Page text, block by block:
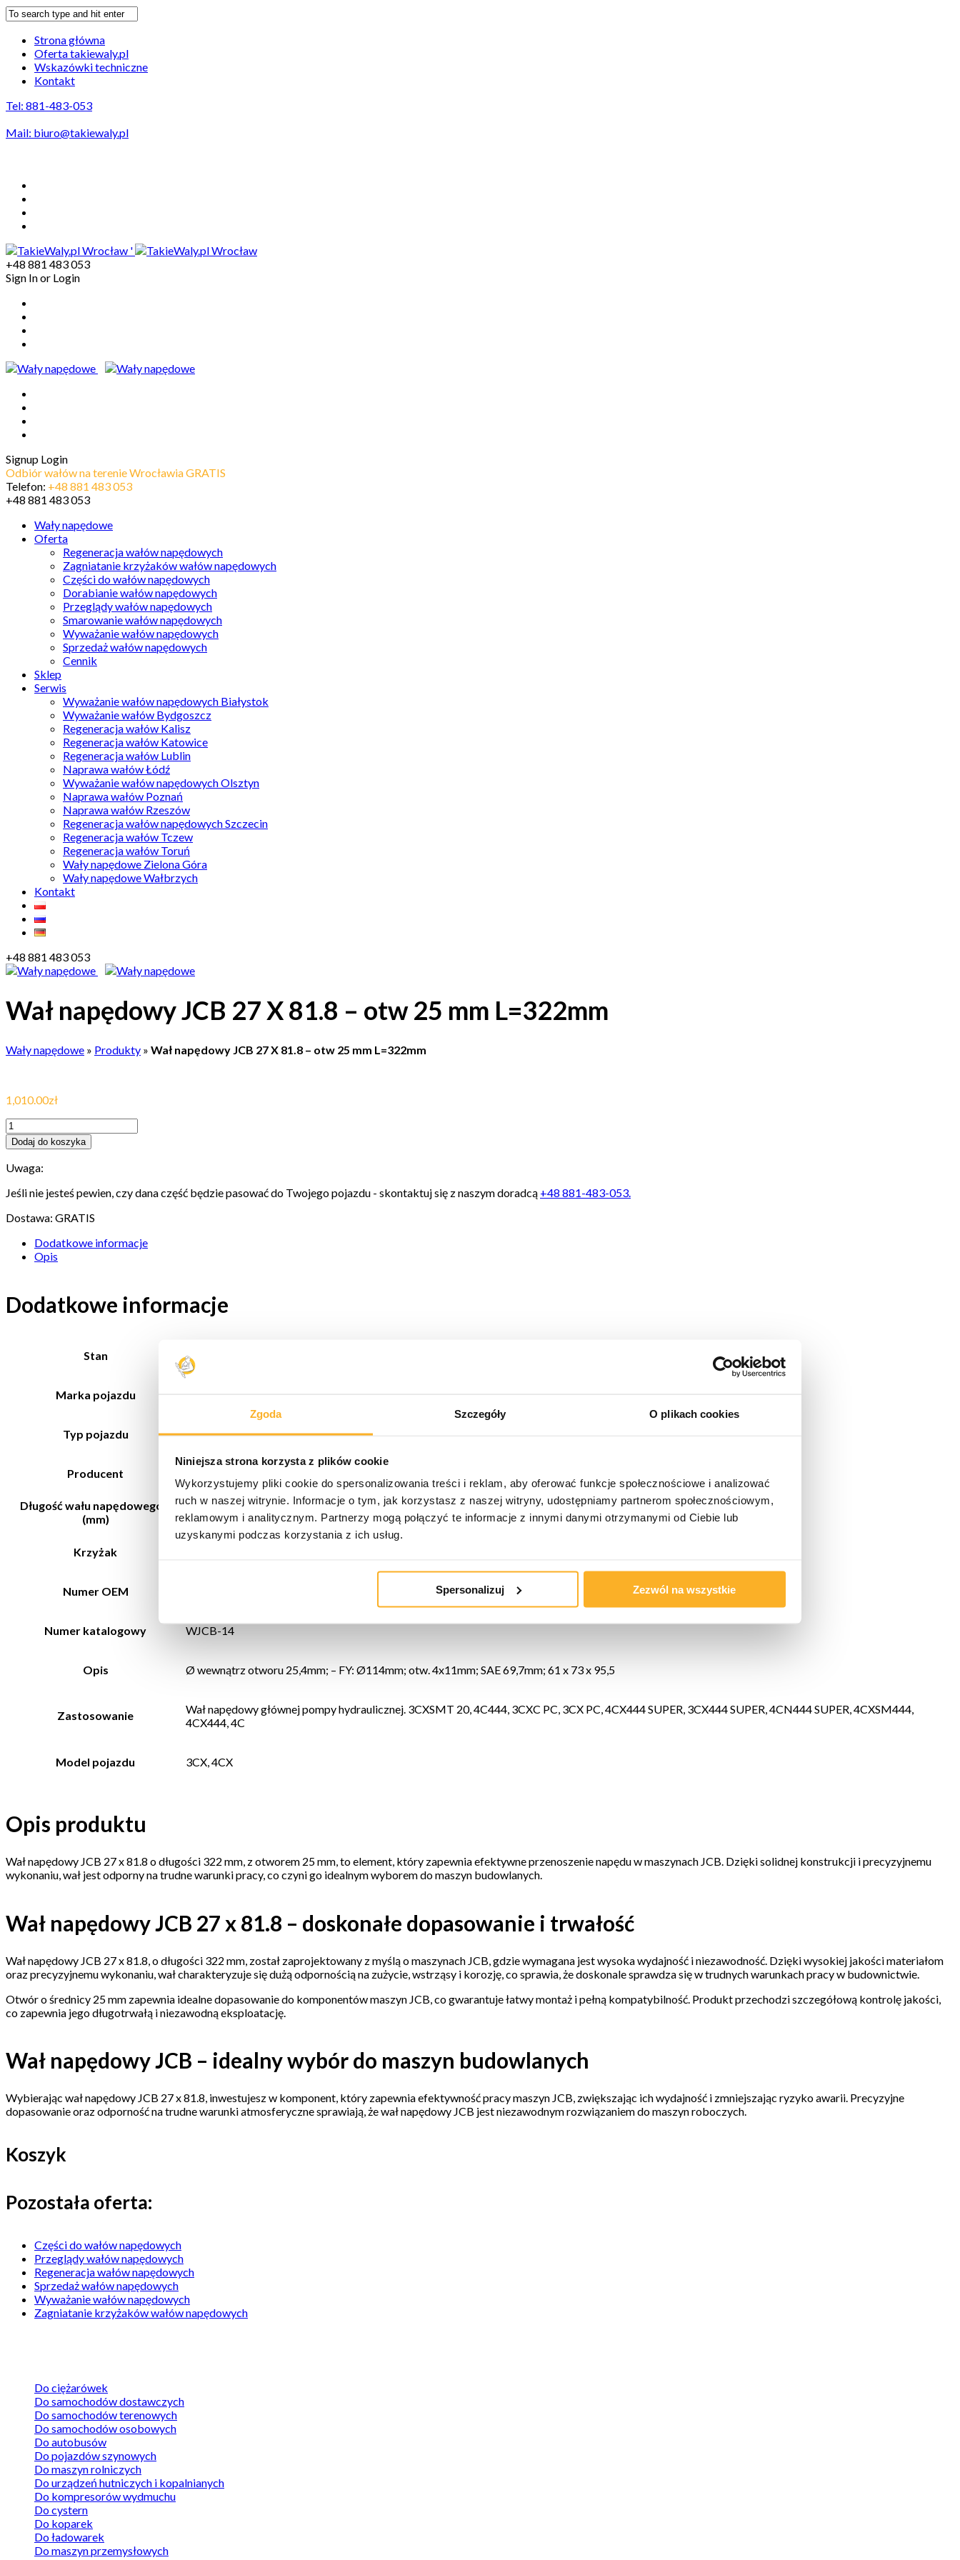
Zgoda Szczegóły O plikach cookies
Niniejsza strona korzysta z plików cookie
Wykorzystujemy pliki cookie do spersonalizowania treści i reklam, aby oferować funkcje społecznościowe i analizować
ruch w naszej witrynie. Informacje o tym, jak korzystasz z naszej witryny, udostępniamy partnerom społecznościowym,
reklamowym i analitycznym. Partnerzy mogą połączyć te informacje z innymi danymi otrzymanymi od Ciebie lub
uzyskanymi podczas korzystania z ich usług.
Spersonalizuj Zezwól na wszystkie
Strona główna
Oferta takiewaly.pl
Wskazówki techniczne
Kontakt
Tel: 881-483-053
Mail: biuro@takiewaly.pl
'
+48 881 483 053
Sign Inor Login
Signup Login
Odbiór wałów na terenie Wrocławia GRATIS
Telefon: +48 881 483 053
+48 881 483 053
Wały napędowe
Oferta
Regeneracja wałów napędowych
Zagniatanie krzyżaków wałów napędowych
Części do wałów napędowych
Dorabianie wałów napędowych
Przeglądy wałów napędowych
Smarowanie wałów napędowych
Wyważanie wałów napędowych
Sprzedaż wałów napędowych
Cennik
Sklep
Serwis
Wyważanie wałów napędowych Białystok
Wyważanie wałów Bydgoszcz
Regeneracja wałów Kalisz
Regeneracja wałów Katowice
Regeneracja wałów Lublin
Naprawa wałów Łódź
Wyważanie wałów napędowych Olsztyn
Naprawa wałów Poznań
Naprawa wałów Rzeszów
Regeneracja wałów napędowych Szczecin
Regeneracja wałów Tczew
Regeneracja wałów Toruń
Wały napędowe Zielona Góra
Wały napędowe Wałbrzych
Kontakt
+48 881 483 053
Wał napędowy JCB 27 X 81.8 – otw 25 mm L=322mm
Wały napędowe » Produkty » Wał napędowy JCB 27 X 81.8 – otw 25 mm L=322mm
1,010.00zł
Dodaj do koszyka
Uwaga:
Jeśli nie jesteś pewien, czy dana część będzie pasować do Twojego pojazdu - skontaktuj się z naszym doradcą +48 881-483-053.
Dostawa: GRATIS
Dodatkowe informacje
Opis
Dodatkowe informacje
Stan Nowy
Marka pojazdu
Typ pojazdu Pojazd wolnobieżny
Producent
Długość wału napędowego L
(mm)
322
Krzyżak
Numer OEM
Numer katalogowy WJCB-14
Opis Ø wewnątrz otworu 25,4mm; – FY: Ø114mm; otw. 4x11mm; SAE 69,7mm; 61 x 73 x 95,5
Zastosowanie
Wał napędowy głównej pompy hydraulicznej. 3CXSMT 20, 4C444, 3CXC PC, 3CX PC, 4CX444 SUPER, 3CX444 SUPER, 4CN444 SUPER, 4CXSM444,
4CX444, 4C
Model pojazdu 3CX, 4CX
Opis produktu
Wał napędowy JCB 27 x 81.8 o długości 322 mm, z otworem 25 mm, to element, który zapewnia efektywne przenoszenie napędu w maszynach JCB. Dzięki solidnej konstrukcji i precyzyjnemu
wykonaniu, wał jest odporny na trudne warunki pracy, co czyni go idealnym wyborem do maszyn budowlanych.
Wał napędowy JCB 27 x 81.8 – doskonałe dopasowanie i trwałość
Wał napędowy JCB 27 x 81.8, o długości 322 mm, został zaprojektowany z myślą o maszynach JCB, gdzie wymagana jest wysoka wydajność i niezawodność. Dzięki wysokiej jakości materiałom
oraz precyzyjnemu wykonaniu, wał charakteryzuje się dużą odpornością na zużycie, wstrząsy i korozję, co sprawia, że doskonale sprawdza się w trudnych warunkach pracy w budownictwie.
Otwór o średnicy 25 mm zapewnia idealne dopasowanie do komponentów maszyn JCB, co gwarantuje łatwy montaż i pełną kompatybilność. Produkt przechodzi szczegółową kontrolę jakości,
co zapewnia jego długotrwałą i niezawodną eksploatację.
Wał napędowy JCB – idealny wybór do maszyn budowlanych
Wybierając wał napędowy JCB 27 x 81.8, inwestujesz w komponent, który zapewnia efektywność pracy maszyn JCB, zwiększając ich wydajność i zmniejszając ryzyko awarii. Precyzyjne
dopasowanie oraz odporność na trudne warunki atmosferyczne sprawiają, że wał napędowy JCB jest niezawodnym rozwiązaniem do maszyn roboczych.
Koszyk
Pozostała oferta:
Części do wałów napędowych
Przeglądy wałów napędowych
Regeneracja wałów napędowych
Sprzedaż wałów napędowych
Wyważanie wałów napędowych
Zagniatanie krzyżaków wałów napędowych
Do ciężarówek
Do samochodów dostawczych
Do samochodów terenowych
Do samochodów osobowych
Do autobusów
Do pojazdów szynowych
Do maszyn rolniczych
Do urządzeń hutniczych i kopalnianych
Do kompresorów wydmuchu
Do cystern
Do koparek
Do ładowarek
Do maszyn przemysłowych